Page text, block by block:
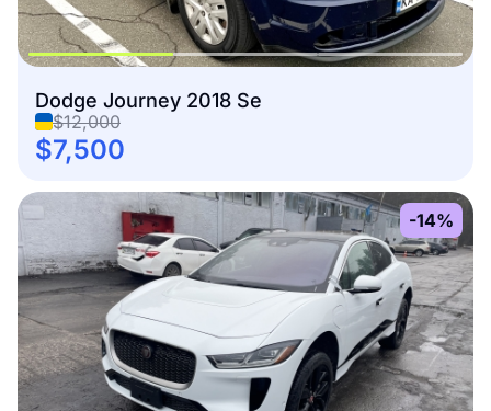
Dodge Journey 2018 Se
$12,000
$7,500
-14%